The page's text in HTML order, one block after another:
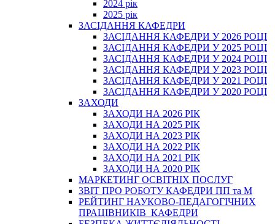
2024 рік
2025 рік
ЗАСІДАННЯ КАФЕДРИ
ЗАСІДАННЯ КАФЕДРИ У 2026 РОЦІ
ЗАСІДАННЯ КАФЕДРИ У 2025 РОЦІ
ЗАСІДАННЯ КАФЕДРИ У 2024 РОЦІ
ЗАСІДАННЯ КАФЕДРИ У 2023 РОЦІ
ЗАСІДАННЯ КАФЕДРИ У 2021 РОЦІ
ЗАСІДАННЯ КАФЕДРИ У 2020 РОЦІ
ЗАХОДИ
ЗАХОДИ НА 2026 РІК
ЗАХОДИ НА 2025 РІК
ЗАХОДИ НА 2023 РІК
ЗАХОДИ НА 2022 РІК
ЗАХОДИ НА 2021 РІК
ЗАХОДИ НА 2020 РІК
МАРКЕТИНГ ОСВІТНІХ ПОСЛУГ
3BIT ПРО РОБОТУ КАФЕДРИ ПП та М
РЕЙТИНГ НАУКОВО-ПЕДАГОГІЧНИХ
ПРАЦІВНИКІВ КАФЕДРИ